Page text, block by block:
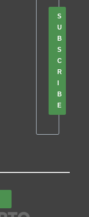
S
U
B
S
C
R
B
E